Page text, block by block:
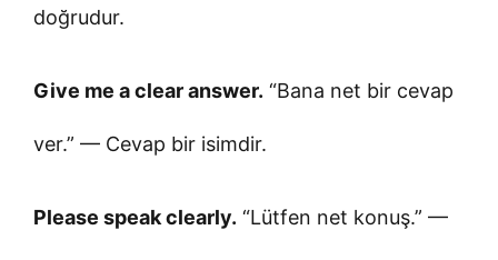
doğrudur.
Give me a clear answer. “Bana net bir cevap
ver.” — Cevap bir isimdir.
Please speak clearly. “Lütfen net konuş.” —